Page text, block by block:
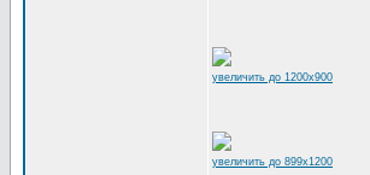
увеличить до 1200x900
увеличить до 899x1200